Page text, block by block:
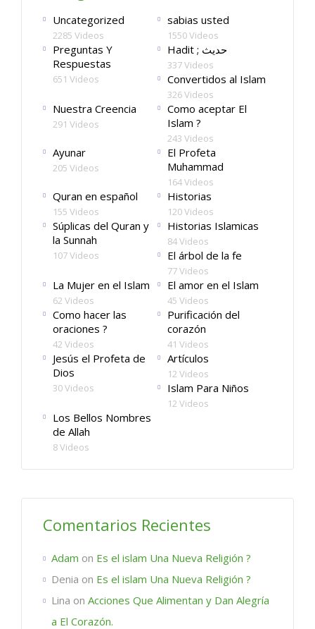
Uncategorized
2285 Videos
sabias usted
1550 Videos
Preguntas Y
Respuestas
651 Videos
Hadit ; حديث
337 Videos
Convertidos al Islam
326 Videos
Nuestra Creencia
291 Videos
Como aceptar El
Islam ?
243 Videos
Ayunar
205 Videos
El Profeta
Muhammad
164 Videos
Quran en español
155 Videos
Historias
120 Videos
Súplicas del Quran y
la Sunnah
107 Videos
Historias Islamicas
84 Videos
El árbol de la fe
77 Videos
La Mujer en el Islam
62 Videos
El amor en el Islam
45 Videos
Como hacer las
oraciones ?
42 Videos
Purificación del
corazón
41 Videos
Jesús el Profeta de
Dios
30 Videos
Artículos
12 Videos
Islam Para Niños
12 Videos
Los Bellos Nombres
de Allah
8 Videos
Comentarios Recientes
Adam on Es el islam Una Nueva Religión ?
Denia on Es el islam Una Nueva Religión ?
Lina on Acciones Que Alimentan y Dan Alegría
a El Corazón.